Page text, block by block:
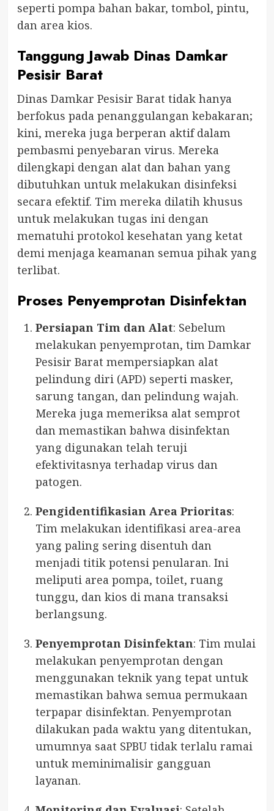
seperti pompa bahan bakar, tombol, pintu,
dan area kios.
Tanggung Jawab Dinas Damkar
Pesisir Barat
Dinas Damkar Pesisir Barat tidak hanya
berfokus pada penanggulangan kebakaran;
kini, mereka juga berperan aktif dalam
pembasmi penyebaran virus. Mereka
dilengkapi dengan alat dan bahan yang
dibutuhkan untuk melakukan disinfeksi
secara efektif. Tim mereka dilatih khusus
untuk melakukan tugas ini dengan
mematuhi protokol kesehatan yang ketat
demi menjaga keamanan semua pihak yang
terlibat.
Proses Penyemprotan Disinfektan
Persiapan Tim dan Alat: Sebelum
melakukan penyemprotan, tim Damkar
Pesisir Barat mempersiapkan alat
pelindung diri (APD) seperti masker,
sarung tangan, dan pelindung wajah.
Mereka juga memeriksa alat semprot
dan memastikan bahwa disinfektan
yang digunakan telah teruji
efektivitasnya terhadap virus dan
patogen.
Pengidentifikasian Area Prioritas:
Tim melakukan identifikasi area-area
yang paling sering disentuh dan
menjadi titik potensi penularan. Ini
meliputi area pompa, toilet, ruang
tunggu, dan kios di mana transaksi
berlangsung.
Penyemprotan Disinfektan: Tim mulai
melakukan penyemprotan dengan
menggunakan teknik yang tepat untuk
memastikan bahwa semua permukaan
terpapar disinfektan. Penyemprotan
dilakukan pada waktu yang ditentukan,
umumnya saat SPBU tidak terlalu ramai
untuk meminimalisir gangguan
layanan.